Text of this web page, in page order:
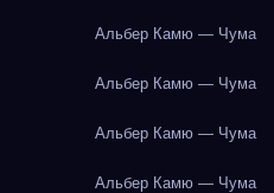
Альбер Камю — Чума
Альбер Камю — Чума
Альбер Камю — Чума
Альбер Камю — Чума